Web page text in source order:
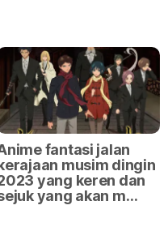
fantasi jalan
musim dingin
yang keren dan
yang akan m…